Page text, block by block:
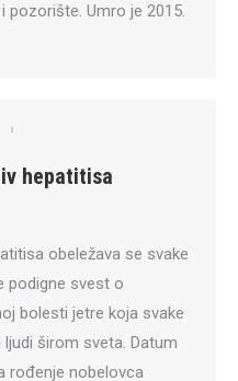
pozorište. Umro je 2015.
hepatitisa
obeležava se svake
podigne svest o
bolesti jetre koja svake
širom sveta. Datum
rođenje nobelovca